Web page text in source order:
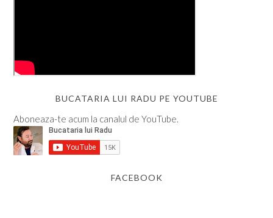
BUCATARIA LUI RADU PE YOUTUBE
Aboneaza-te acum la canalul de YouTube.
FACEBOOK